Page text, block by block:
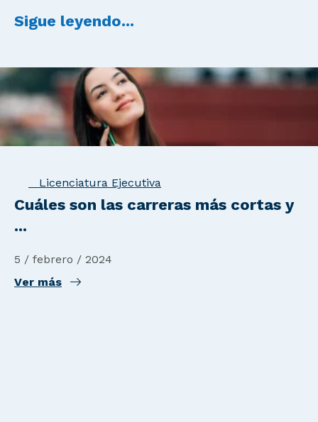
Sigue leyendo...
Licenciatura Ejecutiva
Cuáles son las carreras más cortas y
...
5 / febrero / 2024
Ver más